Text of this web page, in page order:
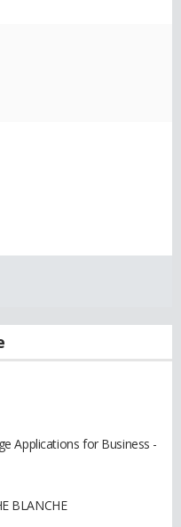
Applications for Business -
BLANCHE